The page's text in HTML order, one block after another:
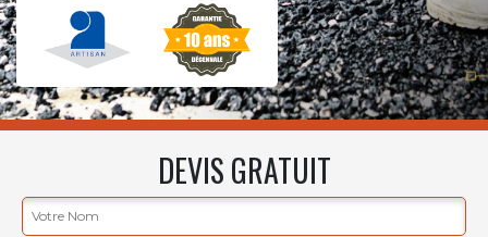
DEVIS GRATUIT